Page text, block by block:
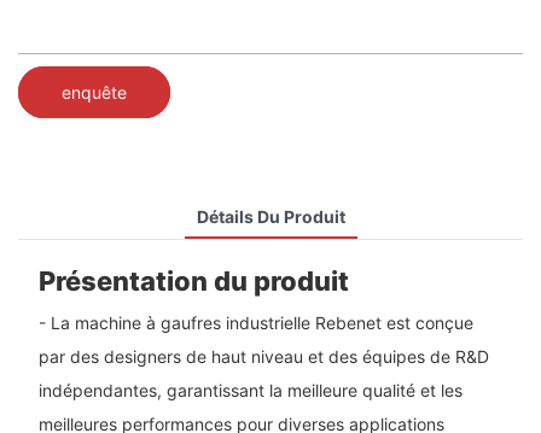
enquête
Détails Du Produit
Présentation du produit
- La machine à gaufres industrielle Rebenet est conçue
par des designers de haut niveau et des équipes de R&D
indépendantes, garantissant la meilleure qualité et les
meilleures performances pour diverses applications